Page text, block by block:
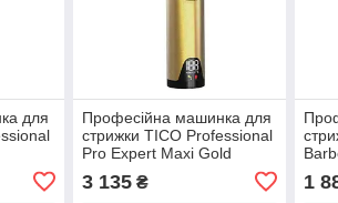
для
Професійна машинка для
стрижки TICO Professional
Pro Expert Maxi Gold
3 135₴ 1